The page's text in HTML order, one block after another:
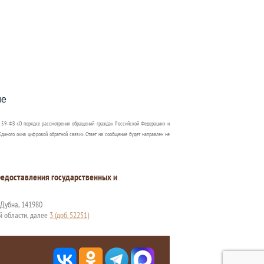
ФЗ «О порядке рассмотрения обращений граждан Российской Федерации» и
окна цифровой обратной связи». Ответ на сообщение будет направлен не
государственных и
Дубна, 141980
области, далее 3 (доб. 52251)